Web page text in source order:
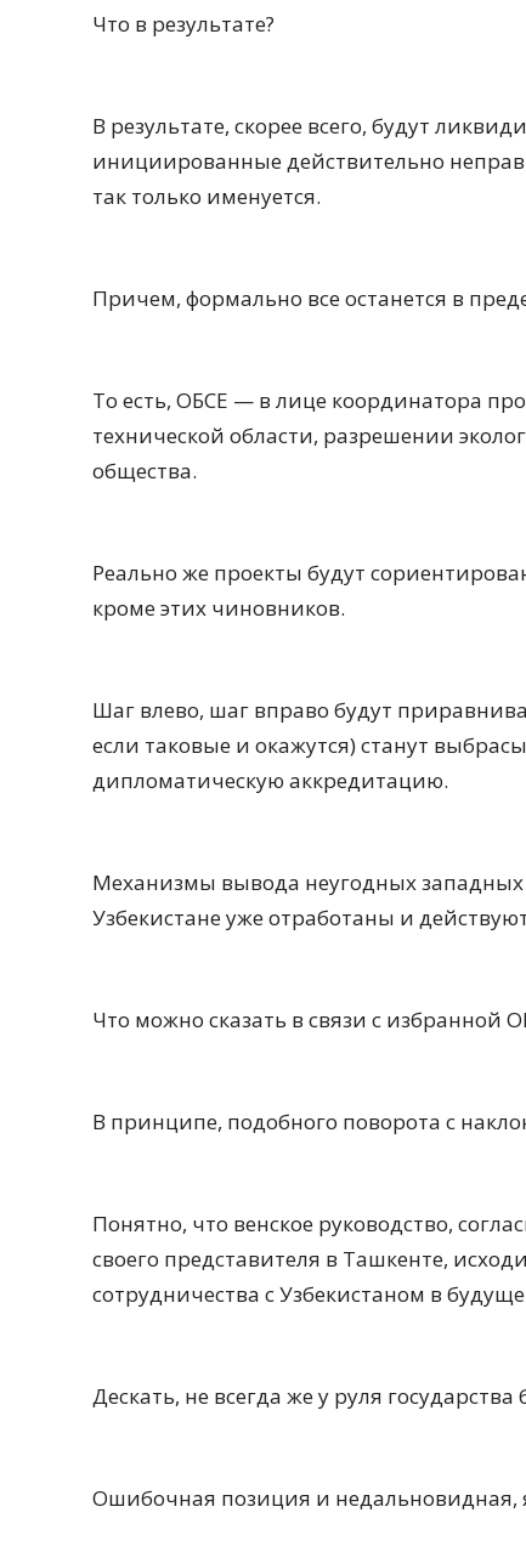
Что в результате?
В результате, скорее всего, будут
инициированные действительно
так только именуется.
Причем, формально все останется в
То есть, ОБСЕ — в лице координатора
технической области, разрешении
общества.
Реально же проекты будут
кроме этих чиновников.
Шаг влево, шаг вправо будут
если таковые и окажутся) станут
дипломатическую аккредитацию.
Механизмы вывода неугодных западных
Узбекистане уже отработаны и
Что можно сказать в связи с избранной
В принципе, подобного поворота с
Понятно, что венское руководство,
своего представителя в Ташкенте,
сотрудничества с Узбекистаном в
Дескать, не всегда же у руля
Ошибочная позиция и недальновидная,